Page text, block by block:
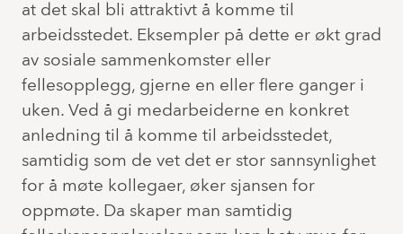
at det skal bli attraktivt å komme til
arbeidsstedet. Eksempler på dette er økt grad
av sosiale sammenkomster eller
fellesopplegg, gjerne en eller flere ganger i
uken. Ved å gi medarbeiderne en konkret
anledning til å komme til arbeidsstedet,
samtidig som de vet det er stor sannsynlighet
for å møte kollegaer, øker sjansen for
oppmøte. Da skaper man samtidig